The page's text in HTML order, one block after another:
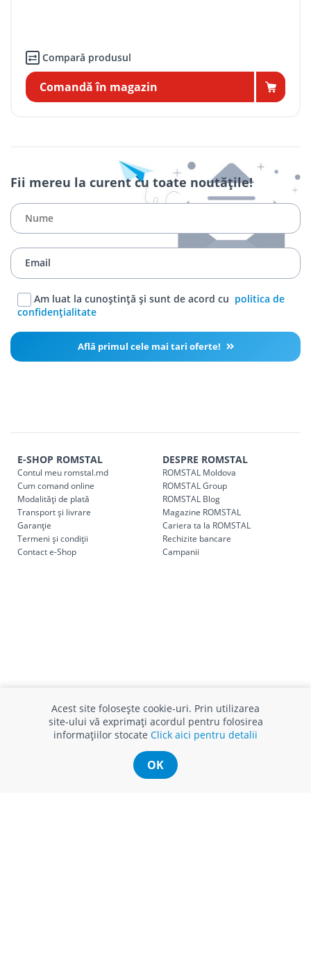
Compară produsul
Comandă în magazin
Fii mereu la curent cu toate noutățile!
Am luat la cunoștință și sunt de acord cu politica de
confidențialitate
Află primul cele mai tari oferte!
E-SHOP ROMSTAL
Contul meu romstal.md
Cum comand online
Modalități de plată
Transport și livrare
Garanție
Termeni și condiții
Contact e-Shop
DESPRE ROMSTAL
ROMSTAL Moldova
ROMSTAL Group
ROMSTAL Blog
Magazine ROMSTAL
Cariera ta la ROMSTAL
Rechizite bancare
Campanii
Acest site folosește cookie-uri. Prin utilizarea
site-ului vă exprimați acordul pentru folosirea
informațiilor stocate Click aici pentru detalii
OK